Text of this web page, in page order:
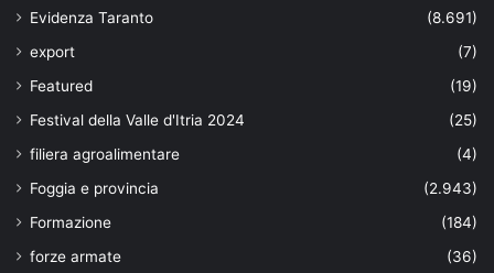
Evidenza Taranto
(8.691)
export
(7)
Featured
(19)
Festival della Valle d'Itria 2024
(25)
filiera agroalimentare
(4)
Foggia e provincia
(2.943)
Formazione
(184)
forze armate
(36)